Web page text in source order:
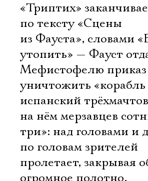
«Триптих»
по тексту «Сцены
из Фауста», словами
утопить» — Фауст
Мефистофелю приказ
уничтожить «корабль
испанский
на нём мерзавцев
три»: над головами и
по головам зрителей
пролетает, закрывая
огромное полотно.